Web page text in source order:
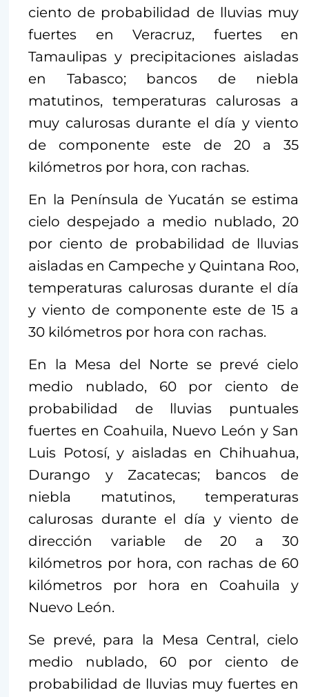
ciento de probabilidad de lluvias muy
fuertes en Veracruz, fuertes en
Tamaulipas y precipitaciones aisladas
en Tabasco; bancos de niebla
matutinos, temperaturas calurosas a
muy calurosas durante el día y viento
de componente este de 20 a 35
kilómetros por hora, con rachas.
En la Península de Yucatán se estima
cielo despejado a medio nublado, 20
por ciento de probabilidad de lluvias
aisladas en Campeche y Quintana Roo,
temperaturas calurosas durante el día
y viento de componente este de 15 a
30 kilómetros por hora con rachas.
En la Mesa del Norte se prevé cielo
medio nublado, 60 por ciento de
probabilidad de lluvias puntuales
fuertes en Coahuila, Nuevo León y San
Luis Potosí, y aisladas en Chihuahua,
Durango y Zacatecas; bancos de
niebla matutinos, temperaturas
calurosas durante el día y viento de
dirección variable de 20 a 30
kilómetros por hora, con rachas de 60
kilómetros por hora en Coahuila y
Nuevo León.
Se prevé, para la Mesa Central, cielo
medio nublado, 60 por ciento de
probabilidad de lluvias muy fuertes en